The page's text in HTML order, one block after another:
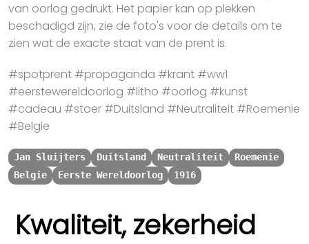
van oorlog gedrukt. Het papier kan op plekken
beschadigd zijn, zie de foto's voor de details om te
zien wat de exacte staat van de prent is.
#spotprent #propaganda #krant #ww1
#eerstewereldoorlog #litho #oorlog #kunst
#cadeau #stoer #Duitsland #Neutraliteit #Roemenie
#Belgie
Jan Sluijters Duitsland Neutraliteit
Roemenie
Belgie
Eerste Wereldoorlog 1916
Kwaliteit, zekerheid